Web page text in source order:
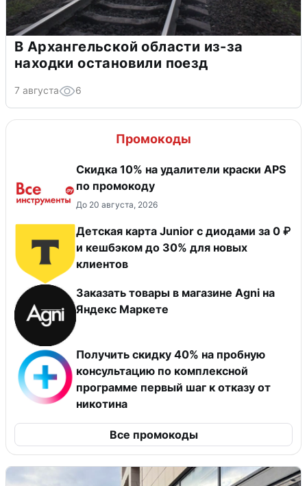
В Архангельской области из-за
находки остановили поезд
7 августа 6
Промокоды
Скидка 10% на удалители краски APS
по промокоду
До 20 августа, 2026
Детская карта Junior с диодами за 0 ₽
и кешбэком до 30% для новых
клиентов
Заказать товары в магазине Agni на
Яндекс Маркете
Получить скидку 40% на пробную
консультацию по комплексной
программе первый шаг к отказу от
никотина
Все промокоды